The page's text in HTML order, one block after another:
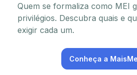
Quem se formaliza como MEI
privilégios. Descubra quais e
exigir cada um.
Conheça a